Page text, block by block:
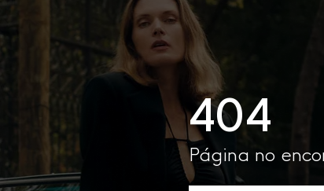
404
Página no